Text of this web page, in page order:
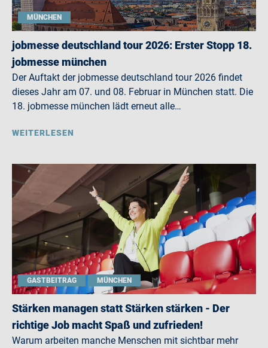
MÜNCHEN
jobmesse deutschland tour 2026: Erster Stopp 18.
jobmesse münchen
Der Auftakt der jobmesse deutschland tour 2026 findet
dieses Jahr am 07. und 08. Februar in München statt. Die
18. jobmesse münchen lädt erneut alle…
WEITERLESEN
GASTBEITRAG MÜNCHEN
Stärken managen statt Stärken stärken - Der
richtige Job macht Spaß und zufrieden!
Warum arbeiten manche Menschen mit sichtbar mehr